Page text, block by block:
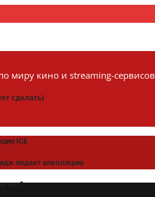
сделать)
ICE
подает апелляцию
нет?
миру кино и streaming-сервисов